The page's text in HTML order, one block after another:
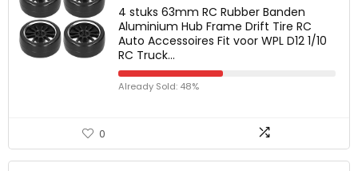
4 stuks 63mm RC Rubber Banden
Aluminium Hub Frame Drift Tire RC
Auto Accessoires Fit voor WPL D12 1/10
RC Truck…
Already Sold: 48%
0